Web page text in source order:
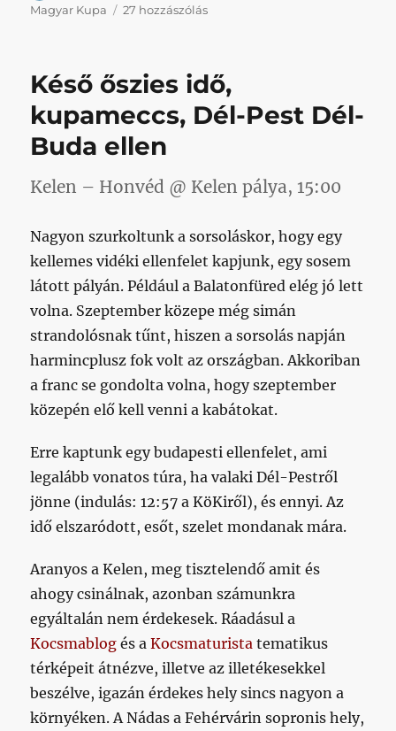
Magyar Kupa
27 hozzászólásTe,
keserű
című
Késő őszies idő,
kupameccs, Dél-Pest Dél-
Buda ellen
Kelen – Honvéd @ Kelen pálya, 15:00
Nagyon szurkoltunk a sorsoláskor, hogy egy
kellemes vidéki ellenfelet kapjunk, egy sosem
látott pályán. Például a Balatonfüred elég jó lett
volna. Szeptember közepe még simán
strandolósnak tűnt, hiszen a sorsolás napján
harmincplusz fok volt az országban. Akkoriban
a franc se gondolta volna, hogy szeptember
közepén elő kell venni a kabátokat.
Erre kaptunk egy budapesti ellenfelet, ami
legalább vonatos túra, ha valaki Dél-Pestről
jönne (indulás: 12:57 a KöKiről), és ennyi. Az
idő elszaródott, esőt, szelet mondanak mára.
Aranyos a Kelen, meg tisztelendő amit és
ahogy csinálnak, azonban számunkra
egyáltalán nem érdekesek. Ráadásul a
Kocsmablog és aKocsmaturista tematikus
térképeit átnézve, illetve az illetékesekkel
beszélve, igazán érdekes hely sincs nagyon a
környéken. A Nádas a Fehérvárin sopronis hely,